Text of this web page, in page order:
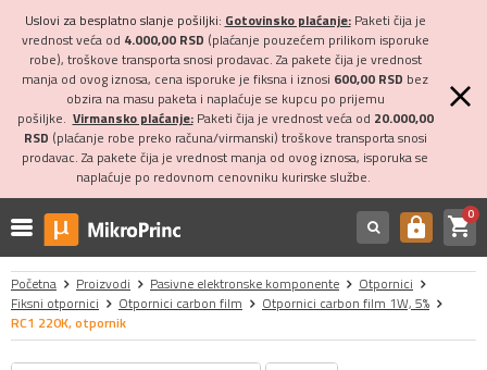
Uslovi za besplatno slanje pošiljki: Gotovinsko plaćanje:Paketi čija je
vrednost veća od 4.000,00 RSD (plaćanje pouzećem prilikom isporuke
robe), troškove transporta snosi prodavac. Za pakete čija je vrednost
manja od ovog iznosa, cena isporuke je fiksna i iznosi 600,00 RSD bez
obzira na masu paketa i naplaćuje se kupcu po prijemu
pošiljke. Virmansko plaćanje:Paketi čija je vrednost veća od 20.000,00
RSD (plaćanje robe preko računa/virmanski) troškove transporta snosi
prodavac. Za pakete čija je vrednost manja od ovog iznosa, isporuka se
naplaćuje po redovnom cenovniku kurirske službe.
https shopping_cart0
Početna Proizvodi Pasivne elektronske komponente
Otpornici
Fiksni otpornici
Otpornici carbon film
Otpornici carbon film 1W, 5%
RC1 220K, otpornik